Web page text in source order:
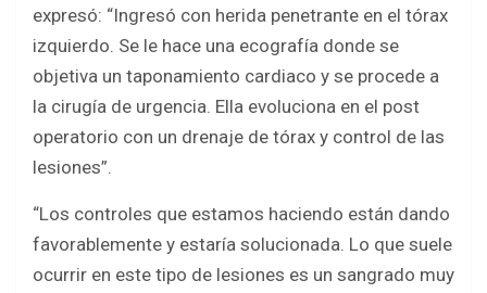
expresó: “Ingresó con herida penetrante en el tórax
izquierdo. Se le hace una ecografía donde se
objetiva un taponamiento cardiaco y se procede a
la cirugía de urgencia. Ella evoluciona en el post
operatorio con un drenaje de tórax y control de las
lesiones”.
“Los controles que estamos haciendo están dando
favorablemente y estaría solucionada. Lo que suele
ocurrir en este tipo de lesiones es un sangrado muy